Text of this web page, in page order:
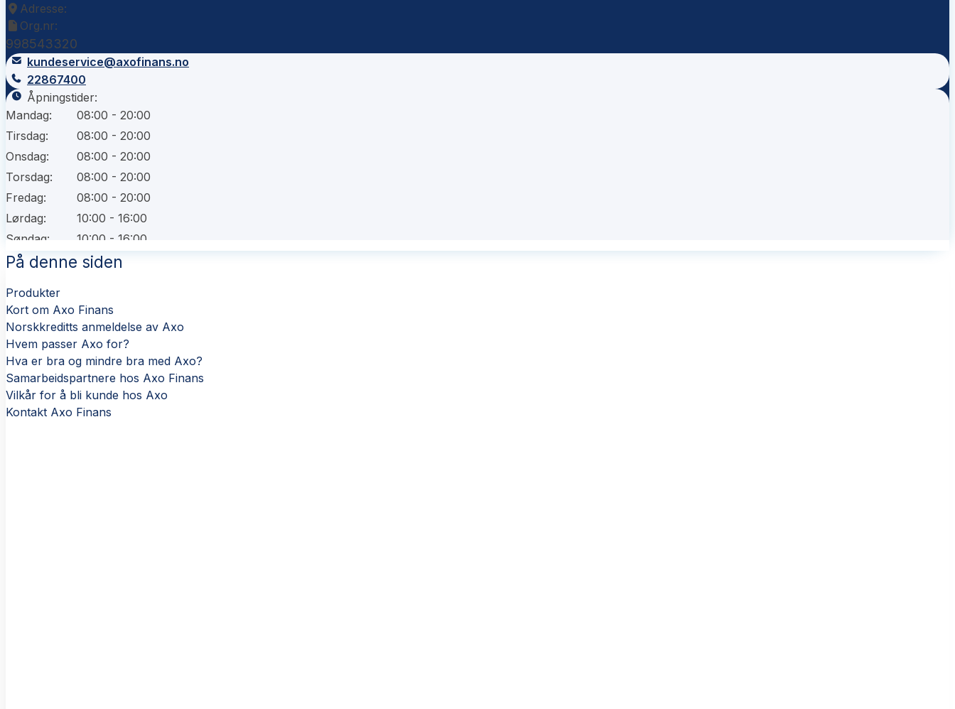
Adresse:
Org.nr:
998543320
kundeservice@axofinans.no
22867400
Åpningstider:
Mandag:
08:00 - 20:00
Tirsdag:
08:00 - 20:00
Onsdag:
08:00 - 20:00
Torsdag:
08:00 - 20:00
Fredag:
08:00 - 20:00
Lørdag:
10:00 - 16:00
Søndag:
10:00 - 16:00
På denne siden
Produkter
Kort om Axo Finans
Norskkreditts anmeldelse av Axo
Hvem passer Axo for?
Hva er bra og mindre bra med Axo?
Samarbeidspartnere hos Axo Finans
Vilkår for å bli kunde hos Axo
Kontakt Axo Finans